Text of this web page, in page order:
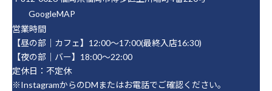
GoogleMAP
営業時間
【昼の部｜カフェ】12:00～17:00(最終入店16:30)
【夜の部｜バー】18:00～22:00
定休日：不定休
※InstagramからのDMまたはお電話でご確認ください。